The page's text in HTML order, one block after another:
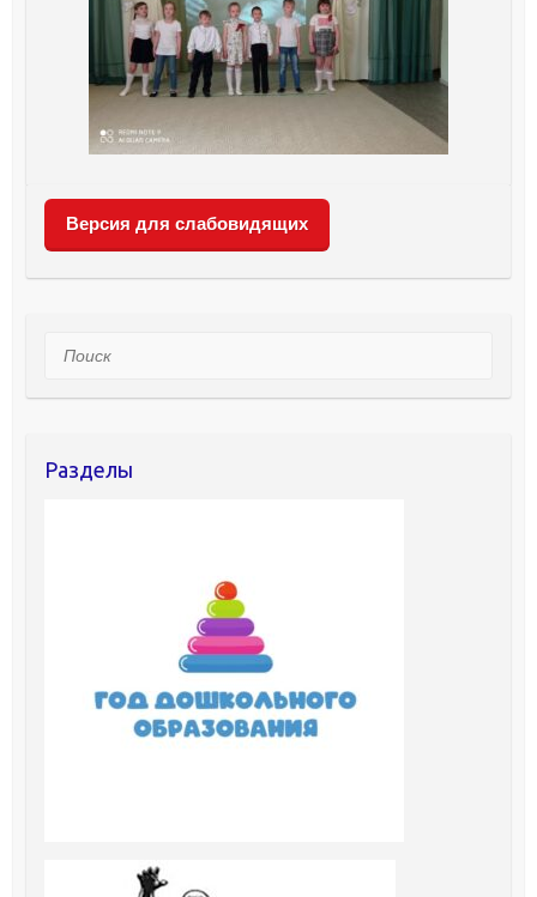
Версия для слабовидящих
Поиск
Разделы